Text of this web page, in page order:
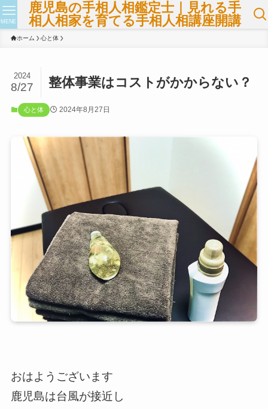
鹿児島の手相人相鑑定士｜見れる手
相人相家を育てる手相人相講座開講
MENE
ホーム 心と体
整体事業はコストがかからない？
2024
8/27
心と体 2024年8月27日
おはようございます
鹿児島は台風が接近し